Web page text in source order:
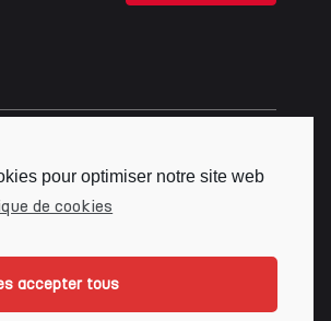
pour optimiser notre site web
de cookies
accepter tous